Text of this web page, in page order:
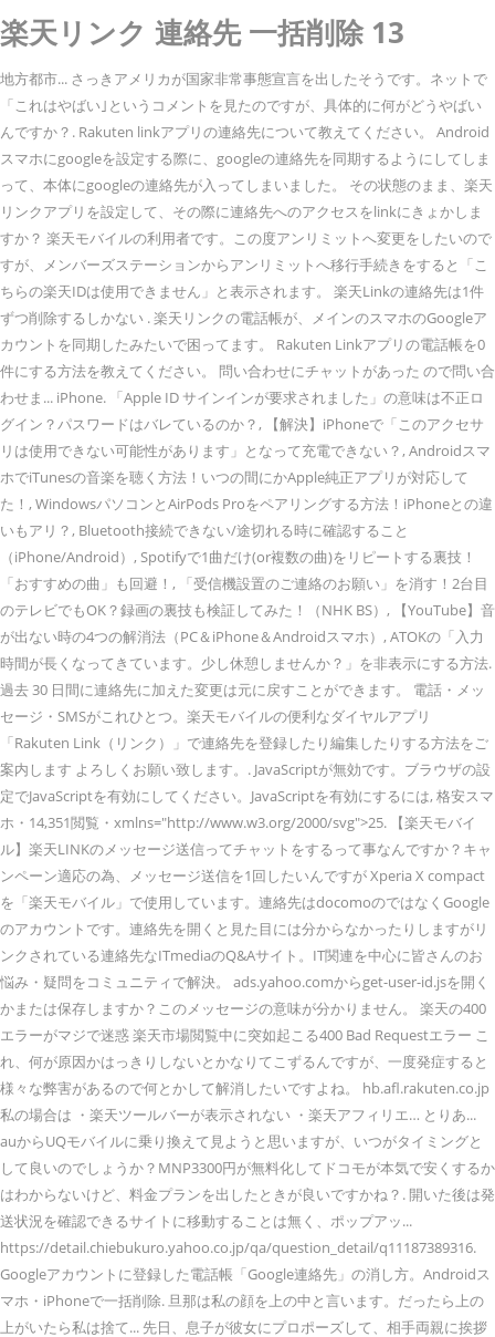
楽天リンク 連絡先 一括削除 13
地方都市... さっきアメリカが国家非常事態宣言を出したそうです。ネットで
「これはやばい｣というコメントを見たのですが、具体的に何がどうやばい
んですか？. Rakuten linkアプリの連絡先について教えてください。 Android
スマホにgoogleを設定する際に、googleの連絡先を同期するようにしてしま
って、本体にgoogleの連絡先が入ってしまいました。 その状態のまま、楽天
リンクアプリを設定して、その際に連絡先へのアクセスをlinkにきょかしま
すか？ 楽天モバイルの利用者です。この度アンリミットへ変更をしたいので
すが、メンバーズステーションからアンリミットへ移行手続きをすると「こ
ちらの楽天IDは使用できません」と表示されます。 楽天Linkの連絡先は1件
ずつ削除するしかない . 楽天リンクの電話帳が、メインのスマホのGoogleア
カウントを同期したみたいで困ってます。 Rakuten Linkアプリの電話帳を0
件にする方法を教えてください。 問い合わせにチャットがあった ので問い合
わせま... iPhone. 「Apple ID サインインが要求されました」の意味は不正ロ
グイン？パスワードはバレているのか？, 【解決】iPhoneで「このアクセサ
リは使用できない可能性があります」となって充電できない？, Androidスマ
ホでiTunesの音楽を聴く方法！いつの間にかApple純正アプリが対応して
た！, WindowsパソコンとAirPods Proをペアリングする方法！iPhoneとの違
いもアリ？, Bluetooth接続できない/途切れる時に確認すること
（iPhone/Android）, Spotifyで1曲だけ(or複数の曲)をリピートする裏技！
「おすすめの曲」も回避！, 「受信機設置のご連絡のお願い」を消す！2台目
のテレビでもOK？録画の裏技も検証してみた！（NHK BS）, 【YouTube】音
が出ない時の4つの解消法（PC＆iPhone＆Androidスマホ）, ATOKの「入力
時間が長くなってきています。少し休憩しませんか？」を非表示にする方法.
過去 30 日間に連絡先に加えた変更は元に戻すことができます。 電話・メッ
セージ・SMSがこれひとつ。楽天モバイルの便利なダイヤルアプリ
「Rakuten Link（リンク）」で連絡先を登録したり編集したりする方法をご
案内します よろしくお願い致します。. JavaScriptが無効です。ブラウザの設
定でJavaScriptを有効にしてください。JavaScriptを有効にするには, 格安スマ
ホ・14,351閲覧・xmlns="http://www.w3.org/2000/svg">25. 【楽天モバイ
ル】楽天LINKのメッセージ送信ってチャットをするって事なんですか？キャ
ンペーン適応の為、メッセージ送信を1回したいんですが Xperia X compact
を「楽天モバイル」で使用しています。連絡先はdocomoのではなくGoogle
のアカウントです。連絡先を開くと見た目には分からなかったりしますがリ
ンクされている連絡先なITmediaのQ&Aサイト。IT関連を中心に皆さんのお
悩み・疑問をコミュニティで解決。 ads.yahoo.comからget-user-id.jsを開く
かまたは保存しますか？このメッセージの意味が分かりません。 楽天の400
エラーがマジで迷惑 楽天市場閲覧中に突如起こる400 Bad Requestエラー こ
れ、何が原因かはっきりしないとかなりてこずるんですが、一度発症すると
様々な弊害があるので何とかして解消したいですよね。 hb.afl.rakuten.co.jp
私の場合は ・楽天ツールバーが表示されない ・楽天アフィリエ… とりあ...
auからUQモバイルに乗り換えて見ようと思いますが、いつがタイミングと
して良いのでしょうか？MNP3300円が無料化してドコモが本気で安くするか
はわからないけど、料金プランを出したときが良いですかね？. 開いた後は発
送状況を確認できるサイトに移動することは無く、ポップアッ...
https://detail.chiebukuro.yahoo.co.jp/qa/question_detail/q11187389316.
Googleアカウントに登録した電話帳「Google連絡先」の消し方。Androidス
マホ・iPhoneで一括削除. 旦那は私の顔を上の中と言います。だったら上の
上がいたら私は捨て... 先日、息子が彼女にプロポーズして、相手両親に挨拶